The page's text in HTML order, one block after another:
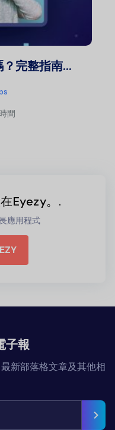
完整指南...
間
Eyezy。.
應用程式
子報
新部落格文章及其他相